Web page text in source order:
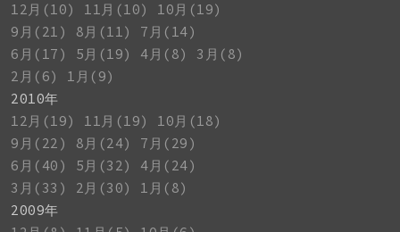
12月(10)
11月(10)
10月(19)
9月(21)
8月(11)
7月(14)
6月(17)
5月(19) 4月(8)
3月(8)
2月(6)
1月(9)
2010年
12月(19)
11月(19)
10月(18)
9月(22)
8月(24)
7月(29)
6月(40)
5月(32)
4月(24)
3月(33)
2月(30)
1月(8)
2009年